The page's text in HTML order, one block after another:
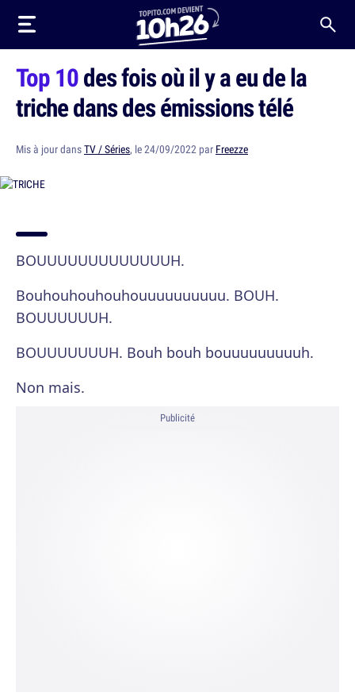
Top 10des fois où il y a eu de la
triche dans des émissions télé
Mis à jour dansTV / Séries, le 24/09/2022 par Freezze
BOUUUUUUUUUUUUUH.
Bouhouhouhouhouuuuuuuuuu. BOUH.
BOUUUUUUH.
BOUUUUUUUH. Bouh bouh bouuuuuuuuuh.
Non mais.
Publicité